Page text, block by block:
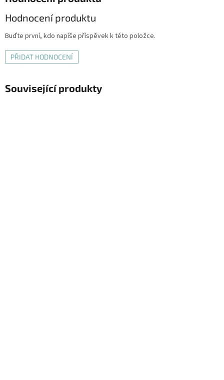
Hodnocení produktu
Buďte první, kdo napíše příspěvek k této položce.
PŘIDAT HODNOCENÍ
Související produkty